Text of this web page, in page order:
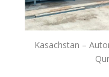
Kasachstan –